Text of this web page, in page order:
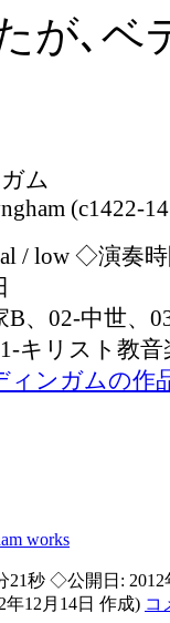
が､ベ
ム
(c1422-
/ low ◇演奏時
、02-中世、
キリスト教音
ィンガムの作
works
秒 ◇公開日: 2012
年12月14日 作成) コ